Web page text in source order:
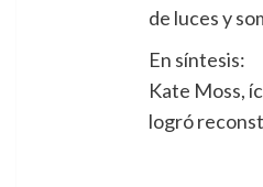
de luces y
En síntesis:
Kate Moss,
logró